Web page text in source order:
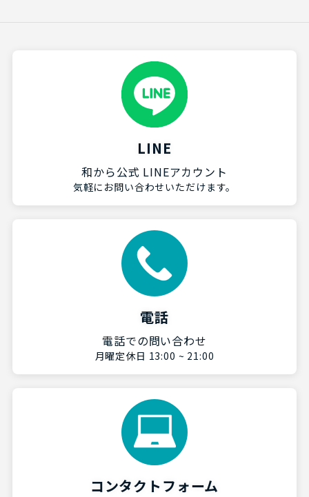
LINE
和から公式 LINEアカウント
気軽にお問い合わせいただけます。
電話
電話での問い合わせ
月曜定休日 13:00 ~ 21:00
コンタクトフォーム